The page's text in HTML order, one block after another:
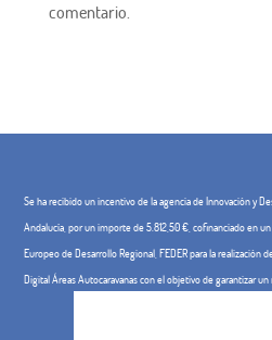
comentario.
Se ha recibido un incentivo de la agencia de Innovación y
Andalucía, por un importe de 5.812,50 €, cofinanciado en
Europeo de Desarrollo Regional, FEDER para la realización
Digital Áreas Autocaravanas con el objetivo de garantizar